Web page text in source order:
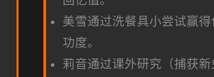
美雪通过洗餐具小尝试赢得
功度。
莉音通过课外研究（捕获新